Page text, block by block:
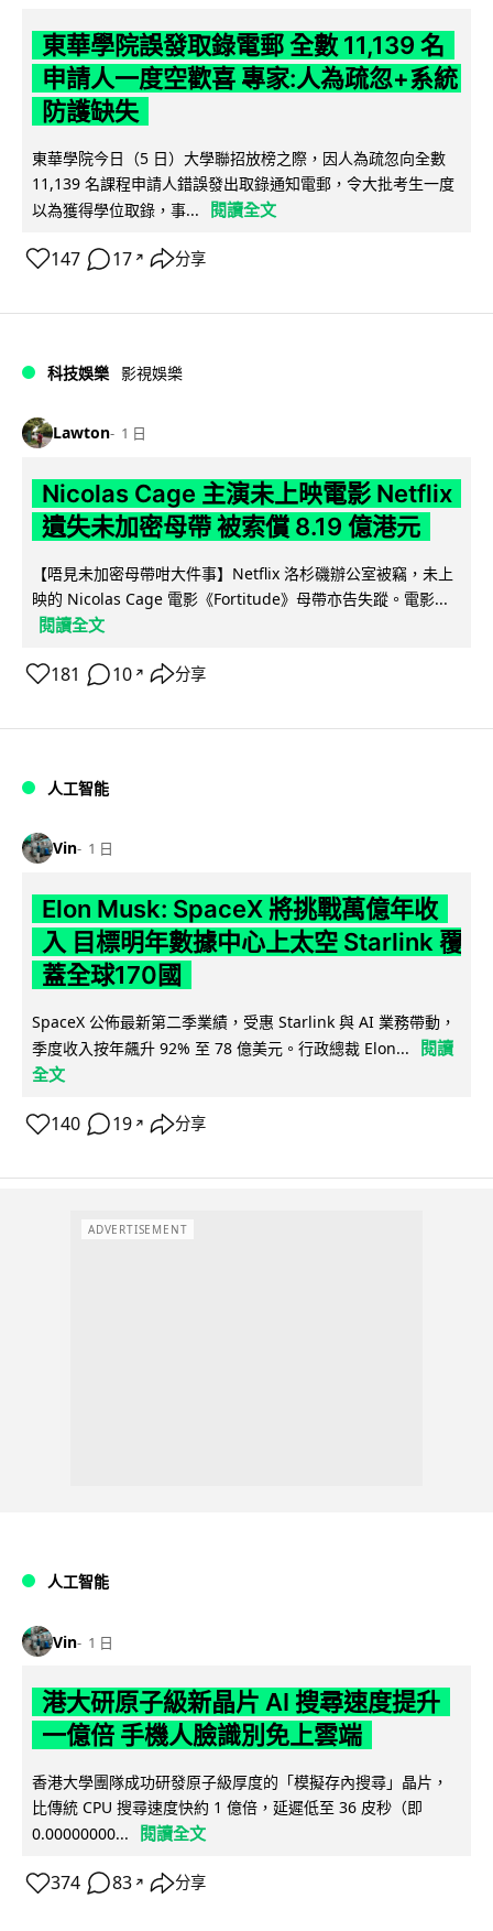
東華學院誤發取錄電郵 全數 11,139 名
申請人一度空歡喜 專家:人為疏忽+系統
防護缺失
東華學院今日（5 日）大學聯招放榜之際，因人為疏忽向全數
11,139 名課程申請人錯誤發出取錄通知電郵，令大批考生一度
以為獲得學位取錄，事...
閱讀全文
147 17 ↗ 分享
科技娛樂 影視娛樂
Lawton 1 日
Nicolas Cage 主演未上映電影 Netflix
遺失未加密母帶 被索償 8.19 億港元
【唔見未加密母帶咁大件事】Netflix 洛杉磯辦公室被竊，未上
映的 Nicolas Cage 電影《Fortitude》母帶亦告失蹤。電影...
閱讀全文
181 10 ↗ 分享
人工智能
Vin 1 日
Elon Musk: SpaceX 將挑戰萬億年收
入 目標明年數據中心上太空 Starlink 覆
蓋全球170國
SpaceX 公佈最新第二季業績，受惠 Starlink 與 AI 業務帶動，
季度收入按年飆升 92% 至 78 億美元。行政總裁 Elon...
閱讀
全文
140 19 ↗ 分享
ADVERTISEMENT
人工智能
Vin 1 日
港大研原子級新晶片 AI 搜尋速度提升
一億倍 手機人臉識別免上雲端
香港大學團隊成功研發原子級厚度的「模擬存內搜尋」晶片，
比傳統 CPU 搜尋速度快約 1 億倍，延遲低至 36 皮秒（即
0.00000000...
閱讀全文
374 83 ↗ 分享